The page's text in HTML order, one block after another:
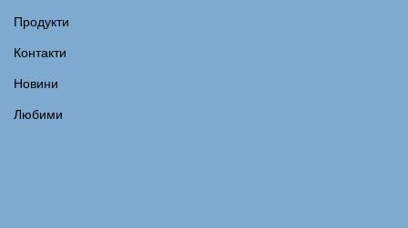
Продукти
Контакти
Новини
Любими